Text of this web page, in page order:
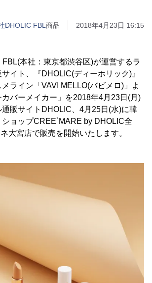
DHOLIC FBL 商品 2018年4月23日 16:15
本社：東京都渋谷区)が運営するラ
イト、『DHOLIC(ディーホリック)』
ライン「VAVI MELLO(バビメロ)」よ
カバーメイカー」を2018年4月23日(月)
販サイトDHOLIC、4月25日(水)に韓
ショップCREE`MARE by DHOLIC全
大宮店で販売を開始いたします。